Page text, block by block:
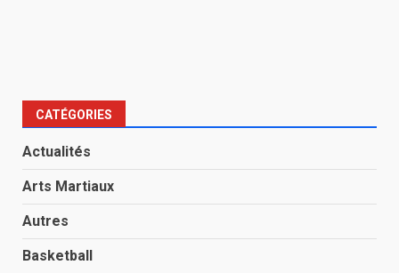
CATÉGORIES
Actualités
Arts Martiaux
Autres
Basketball